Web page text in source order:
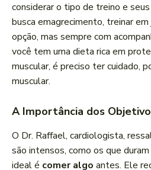
considerar o tipo de treino e
busca emagrecimento, treinar
opção, mas sempre com
você tem uma dieta rica em
muscular, é preciso ter cuidado,
muscular.
A Importância dos
O Dr. Raffael, cardiologista,
são intensos, como os que
ideal é comer algo antes. Ele